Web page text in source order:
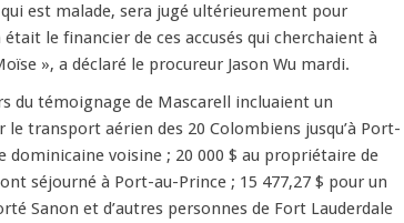
est malade, sera jugé ultérieurement pour
le financier de ces accusés qui cherchaient à
», a déclaré le procureur Jason Wu mardi.
du témoignage de Mascarell incluaient un
le transport aérien des 20 Colombiens jusqu’à Port-
dominicaine voisine ; 20 000 $ au propriétaire de
séjourné à Port-au-Prince ; 15 477,27 $ pour un
Sanon et d’autres personnes de Fort Lauderdale